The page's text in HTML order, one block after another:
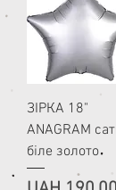
ЗІРКА 18"
ANAGRAM
біле золото